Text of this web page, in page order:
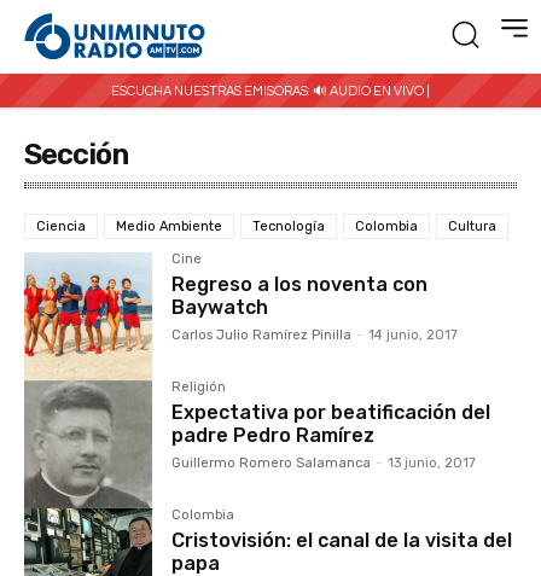
ESCUCHA NUESTRAS EMISORAS: 🔊 AUDIO EN VIVO |
Sección
Ciencia Medio Ambiente Tecnología Colombia Cultura
Cine
Regreso a los noventa con
Baywatch
Carlos Julio Ramírez Pinilla - 14 junio, 2017
Religión
Expectativa por beatificación del
padre Pedro Ramírez
Guillermo Romero Salamanca - 13 junio, 2017
Colombia
Cristovisión: el canal de la visita del
papa